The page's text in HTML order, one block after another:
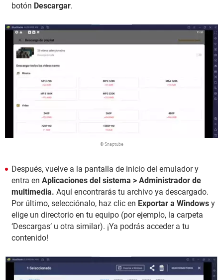
botón Descargar.
© Snaptube
Después, vuelve a la pantalla de inicio del emulador y
entra en Aplicaciones del sistema > Administrador de
multimedia. Aquí encontrarás tu archivo ya descargado.
Por último, selecciónalo, haz clic en Exportar a Windows y
elige un directorio en tu equipo (por ejemplo, la carpeta
‘Descargas’ u otra similar). ¡Ya podrás acceder a tu
contenido!